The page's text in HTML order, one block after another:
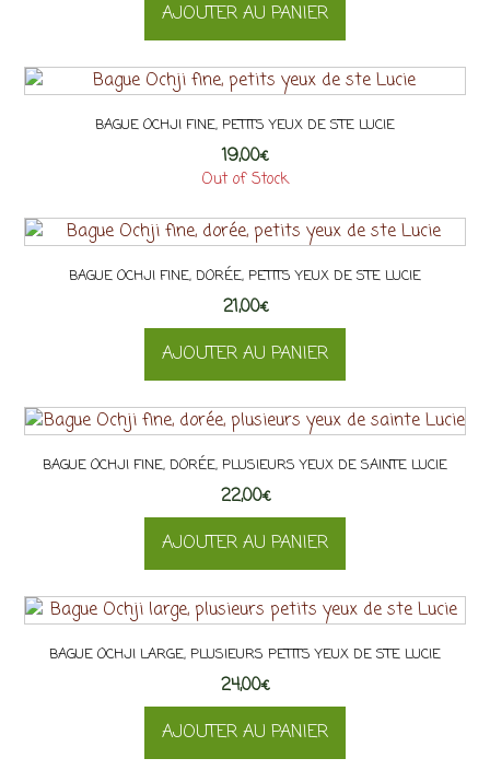
AJOUTER AU PANIER
BAGUE OCHJI FINE, PETITS YEUX DE STE LUCIE
19,00€
Out of Stock
BAGUE OCHJI FINE, DORÉE, PETITS YEUX DE STE LUCIE
21,00€
AJOUTER AU PANIER
BAGUE OCHJI FINE, DORÉE, PLUSIEURS YEUX DE SAINTE LUCIE
22,00€
AJOUTER AU PANIER
BAGUE OCHJI LARGE, PLUSIEURS PETITS YEUX DE STE LUCIE
24,00€
AJOUTER AU PANIER